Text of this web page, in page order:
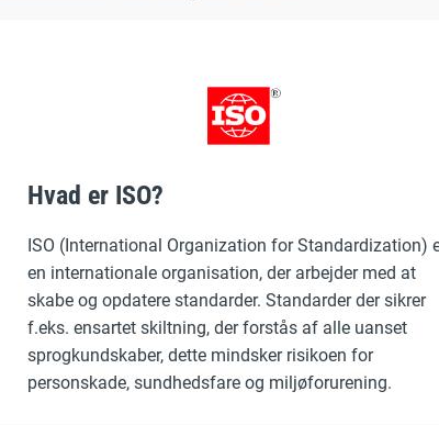
Hvad er ISO?
ISO (International Organization for Standardization)
en internationale organisation, der arbejder med at
skabe og opdatere standarder. Standarder der sikrer
f.eks. ensartet skiltning, der forstås af alle uanset
sprogkundskaber, dette mindsker risikoen for
personskade, sundhedsfare og miljøforurening.